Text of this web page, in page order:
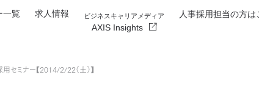
一覧 求人情報 ビジネスキャリアメディア
AXIS Insights
人事採用担当の方は
セミナー【2014/2/22（土）】